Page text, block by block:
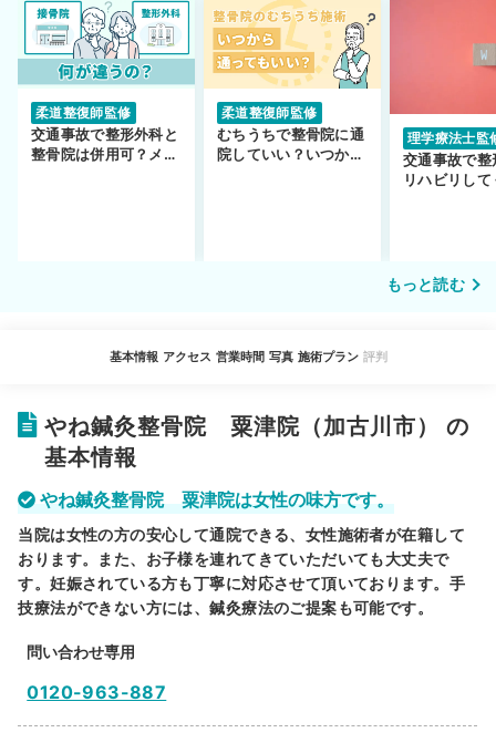
柔道整復師監修
交通事故で整形外科と
整骨院は併用可？メリ
柔道整復師監修
むちうちで整骨院に通
院していい？いつから
理学療法士監
交通事故で整
リハビリして
もっと読む
基本情報 アクセス 営業時間 写真 施術プラン 評判
やね鍼灸整骨院 粟津院（加古川市） の
基本情報
やね鍼灸整骨院 粟津院は女性の味方です。
当院は女性の方の安心して通院できる、女性施術者が在籍して
おります。また、お子様を連れてきていただいても大丈夫で
す。妊娠されている方も丁寧に対応させて頂いております。手
技療法ができない方には、鍼灸療法のご提案も可能です。
問い合わせ専用
0120-963-887